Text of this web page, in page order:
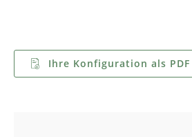
Ihre Konfiguration als PDF